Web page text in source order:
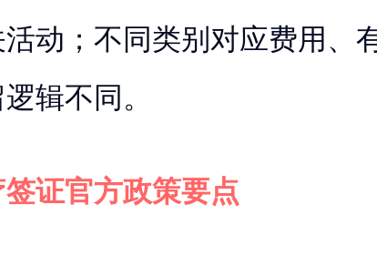
动；不同类别对应费用、
辑不同。
证官方政策要点